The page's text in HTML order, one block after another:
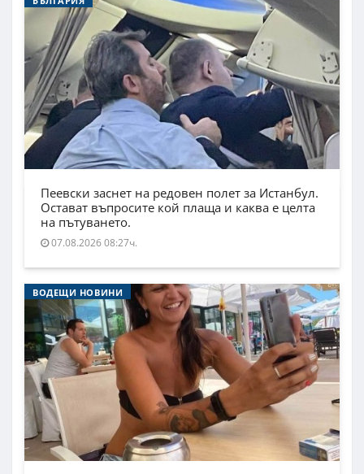
Пеевски заснет на редовен полет за Истанбул.
Остават въпросите кой плаща и каква е целта
на пътуването.
07.08.2026 08:27ч.
ВОДЕЩИ НОВИНИ